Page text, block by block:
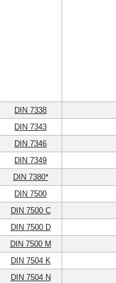
DIN 7338
DIN 7343
DIN 7346
DIN 7349
DIN 7380*
DIN 7500
DIN 7500 C
DIN 7500 D
DIN 7500 M
DIN 7504 K
DIN 7504 N